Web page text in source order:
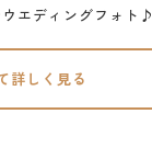
エディングフォト♪
詳しく見る